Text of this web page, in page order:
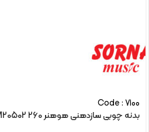
Code : 7100
بدنه چوبی سازدهنی هوهنر 260 TM20502